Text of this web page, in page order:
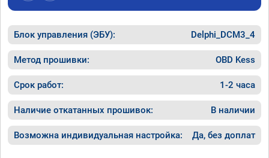
Блок управления (ЭБУ): Delphi_DCM3_4
Метод прошивки: OBD Kess
Срок работ: 1-2 часа
Наличие откатанных прошивок: В наличии
Возможна индивидуальная настройка: Да, без доплат